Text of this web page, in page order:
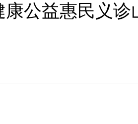
公益惠民义诊